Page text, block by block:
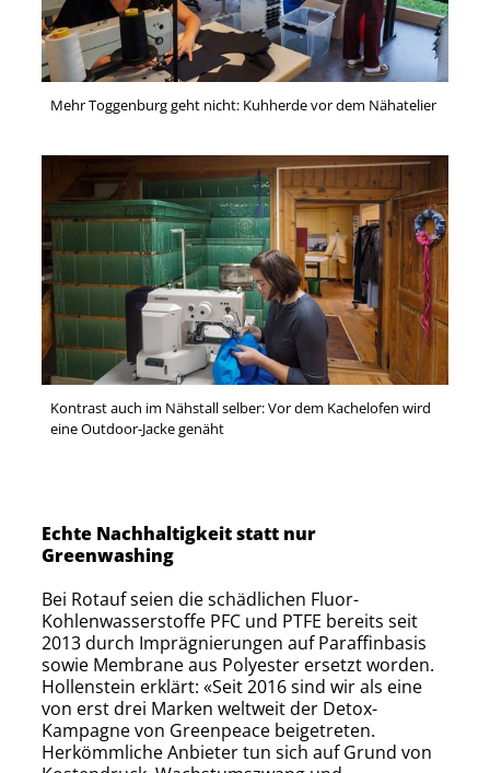
Mehr Toggenburg geht nicht: Kuhherde vor dem Nähatelier
Kontrast auch im Nähstall selber: Vor dem Kachelofen wird
eine Outdoor-Jacke genäht
Echte Nachhaltigkeit statt nur
Greenwashing
Bei Rotauf seien die schädlichen Fluor-
Kohlenwasserstoffe PFC und PTFE bereits seit
2013 durch Imprägnierungen auf Paraffinbasis
sowie Membrane aus Polyester ersetzt worden.
Hollenstein erklärt: «Seit 2016 sind wir als eine
von erst drei Marken weltweit der Detox-
Kampagne von Greenpeace beigetreten.
Herkömmliche Anbieter tun sich auf Grund von